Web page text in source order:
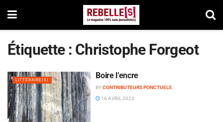
Étiquette : Christophe Forgeot
LITTÉRAIRE(S) Boire l’encre
BYCONTRIBUTEURS PONCTUELS
16 AVRIL 2023